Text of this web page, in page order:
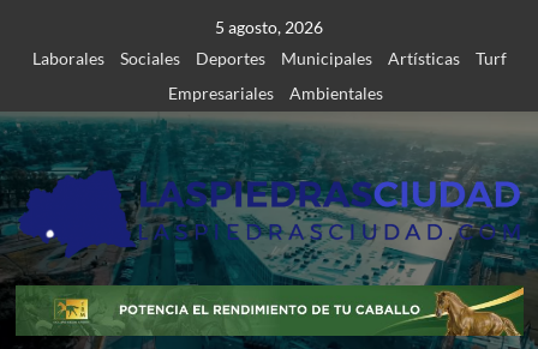
5 agosto, 2026
Laborales
Sociales Deportes Municipales Artísticas
Turf
Empresariales
Ambientales